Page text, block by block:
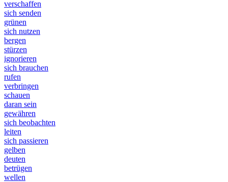
verschaffen
sich senden
grünen
sich nutzen
bergen
stürzen
ignorieren
sich brauchen
rufen
verbringen
schauen
daran sein
gewähren
sich beobachten
leiten
sich passieren
gelben
deuten
betrügen
wellen